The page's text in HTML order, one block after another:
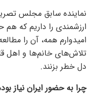
نماینده سابق مجلس
ارزشمندی را داریم که
امیدوارم همه، آن را
تلاش‌های خانم‌ها و اهل
دل خطر بزنند.
چرا به حضور ایران نیاز